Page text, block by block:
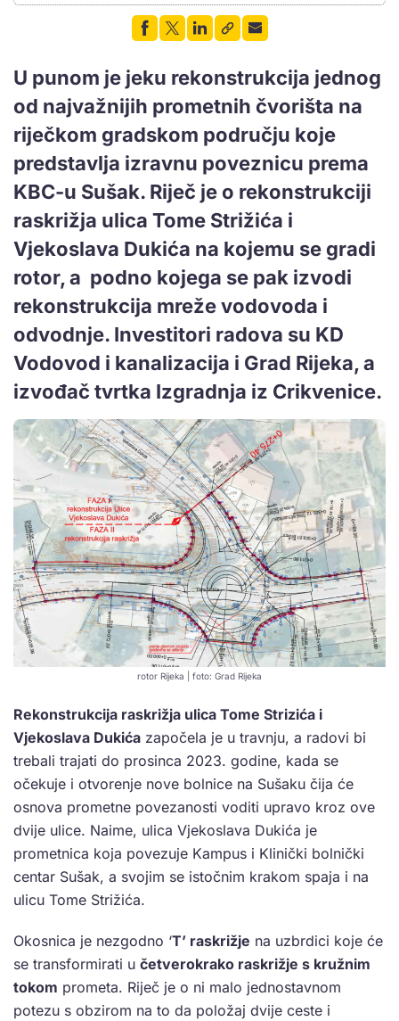
U punom je jeku rekonstrukcija jednog
od najvažnijih prometnih čvorišta na
riječkom gradskom području koje
predstavlja izravnu poveznicu prema
KBC-u Sušak. Riječ je o rekonstrukciji
raskrižja ulica Tome Strižića i
Vjekoslava Dukića na kojemu se gradi
rotor, a podno kojega se pak izvodi
rekonstrukcija mreže vodovoda i
odvodnje. Investitori radova su KD
Vodovod i kanalizacija i Grad Rijeka, a
izvođač tvrtka Izgradnja iz Crikvenice.
rotor Rijeka | foto: Grad Rijeka
Rekonstrukcija raskrižja ulica Tome Strizića i
Vjekoslava Dukića započela je u travnju, a radovi bi
trebali trajati do prosinca 2023. godine, kada se
očekuje i otvorenje nove bolnice na Sušaku čija će
osnova prometne povezanosti voditi upravo kroz ove
dvije ulice. Naime, ulica Vjekoslava Dukića je
prometnica koja povezuje Kampus i Klinički bolnički
centar Sušak, a svojim se istočnim krakom spaja i na
ulicu Tome Strižića.
Okosnica je nezgodno ‘T’ raskrižje na uzbrdici koje će
se transformirati u četverokrako raskrižje s kružnim
tokom prometa. Riječ je o ni malo jednostavnom
potezu s obzirom na to da položaj dvije ceste i